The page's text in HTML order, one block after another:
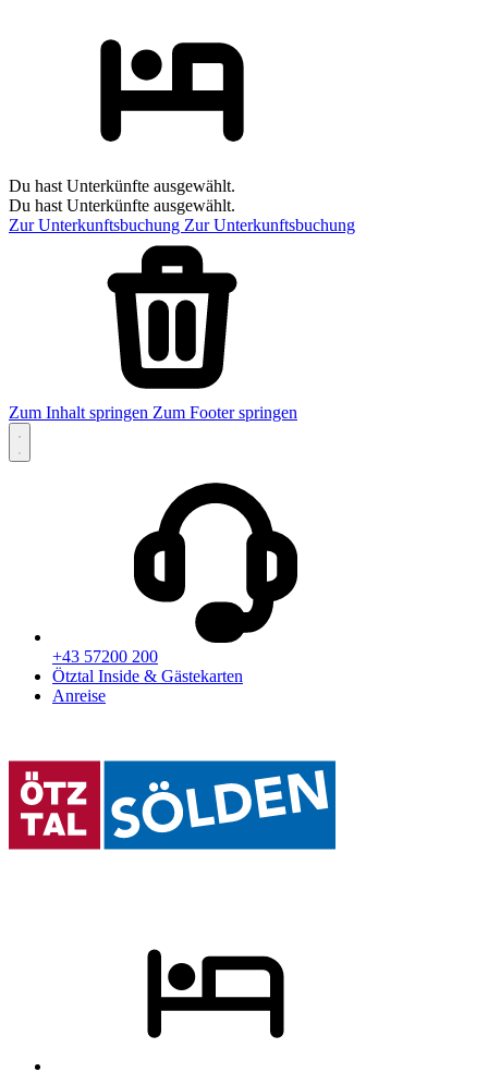
Du hast Unterkünfte ausgewählt.
Du hast Unterkünfte ausgewählt.
Zur Unterkunftsbuchung Zur Unterkunftsbuchung
Zum Inhalt springen Zum Footer springen
+43 57200 200
Ötztal Inside & Gästekarten
Anreise